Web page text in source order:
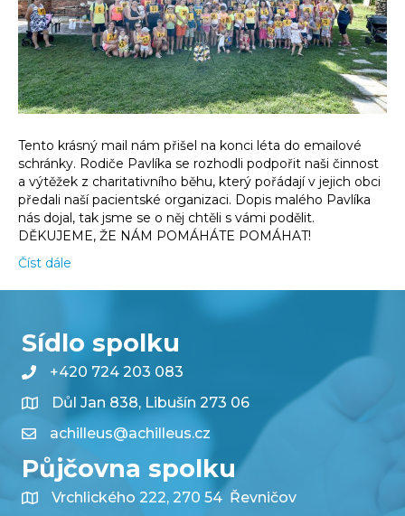
Tento krásný mail nám přišel na konci léta do emailové
schránky. Rodiče Pavlíka se rozhodli podpořit naši činnost
a výtěžek z charitativního běhu, který pořádají v jejich obci
předali naší pacientské organizaci. Dopis malého Pavlíka
nás dojal, tak jsme se o něj chtěli s vámi podělit.
DĚKUJEME, ŽE NÁM POMÁHÁTE POMÁHAT!
Číst dále
Sídlo spolku
+420 724 203 083
Důl Jan 838, Libušín 273 06
achilleus@achilleus.cz
Půjčovna spolku
Vrchlického 222, 270 54 Řevničov